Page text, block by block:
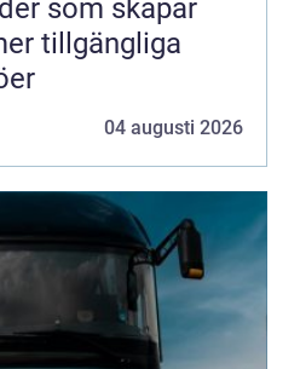
som skapar
tillgängliga
04 augusti 2026